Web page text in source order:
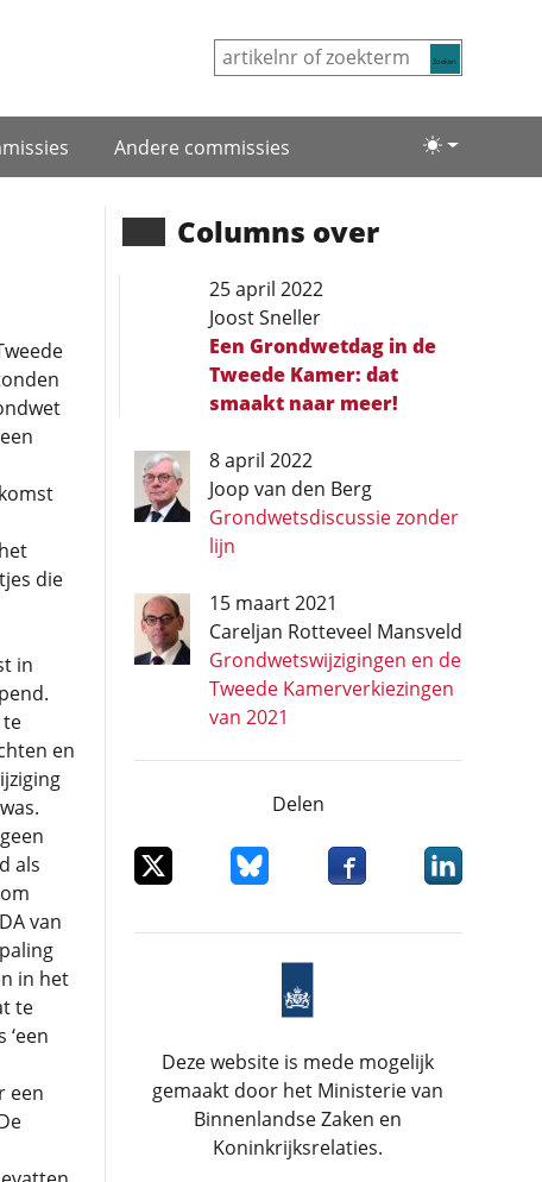
Lichte/
Andere commissies
die
in
en
als
van
in het
te
een
Columns over
25 april 2022
Joost Sneller
Een Grondwetdag in de
Tweede Kamer: dat
smaakt naar meer!
8 april 2022
Joop van den Berg
Grondwets­discussie zonder
lijn
15 maart 2021
Careljan Rotteveel Mansveld
Grondwetswijzigingen en de
Tweede Kamerverkiezingen
van 2021
Delen
Deel dit item op XDeel dit item op Bluesky
Deel dit item op
Deel dit
Deze website is mede mogelijk
gemaakt door het Ministerie van
Binnenlandse Zaken en
Koninkrijksrelaties.